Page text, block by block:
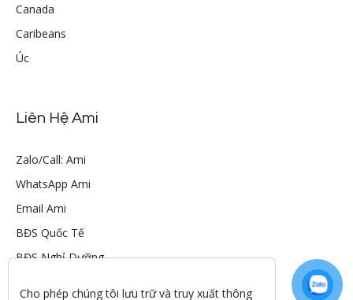
Canada
Caribeans
Úc
Liên Hệ Ami
Zalo/Call: Ami
WhatsApp Ami
Email Ami
BĐS Quốc Tế
BĐS Nghỉ Dưỡng
Cho phép chúng tôi lưu trữ và truy xuất thông